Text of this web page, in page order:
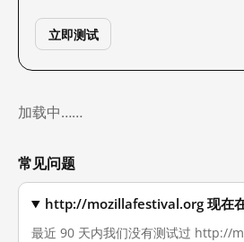
立即测试
加载中……
常见问题
http://mozillafestival.org 现在
最近 90 天内我们没有测试过 http://